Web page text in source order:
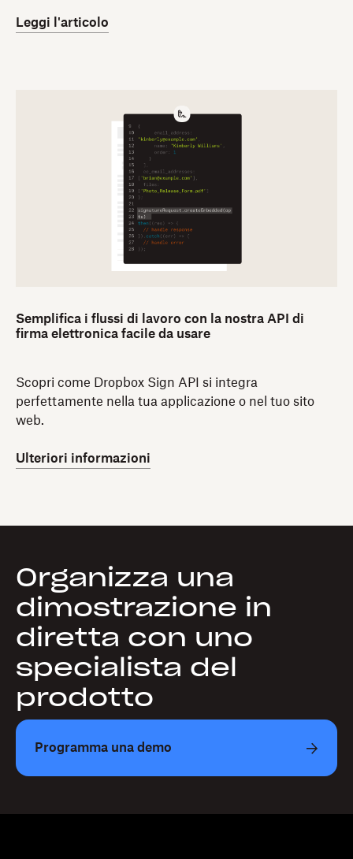
Leggi l'articolo
Semplifica i flussi di lavoro con la nostra API di
firma elettronica facile da usare
Scopri come Dropbox Sign API si integra
perfettamente nella tua applicazione o nel tuo sito
web.
Ulteriori informazioni
Organizza una
dimostrazione in
diretta con uno
specialista del
prodotto
Programma una demo